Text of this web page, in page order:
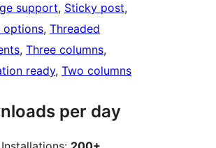
support, Sticky post
options, Threaded
, Three columns
ready, Two columns
per day